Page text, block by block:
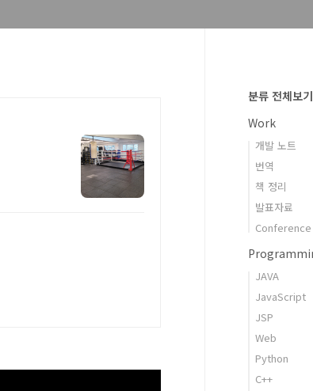
분류 전체보기
Work
개발 노트
번역
책 정리
발표자료
Conference
JAVA
JavaScript
JSP
Web
Python
C++